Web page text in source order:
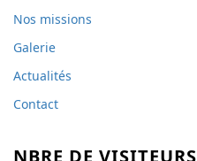
Nos missions
Galerie
Actualités
Contact
NBRE DE VISITEURS